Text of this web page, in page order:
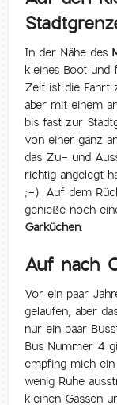
In der Nähe des
kleines Boot und
Zeit ist die Fahrt
aber mit einem
bis fast zur
von einer ganz
das Zu- und
richtig angelegt
;-). Auf dem
genieße noch
Garküchen.
Auf nach
Vor ein paar
gelaufen, aber
nur ein paar
Bus Nummer 4
empfing mich
wenig Ruhe
kleinen Gassen